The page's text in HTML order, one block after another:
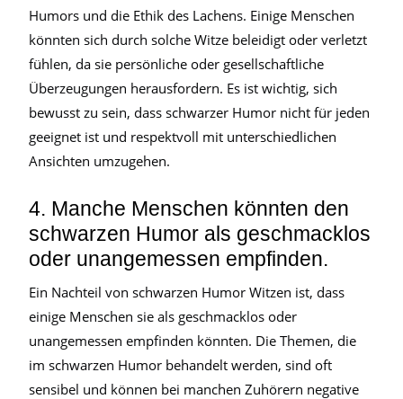
Humors und die Ethik des Lachens. Einige Menschen
könnten sich durch solche Witze beleidigt oder verletzt
fühlen, da sie persönliche oder gesellschaftliche
Überzeugungen herausfordern. Es ist wichtig, sich
bewusst zu sein, dass schwarzer Humor nicht für jeden
geeignet ist und respektvoll mit unterschiedlichen
Ansichten umzugehen.
4. Manche Menschen könnten den
schwarzen Humor als geschmacklos
oder unangemessen empfinden.
Ein Nachteil von schwarzen Humor Witzen ist, dass
einige Menschen sie als geschmacklos oder
unangemessen empfinden könnten. Die Themen, die
im schwarzen Humor behandelt werden, sind oft
sensibel und können bei manchen Zuhörern negative